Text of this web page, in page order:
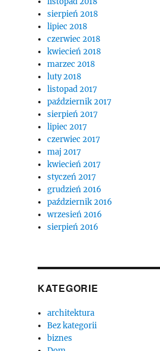
sierpień 2018
lipiec 2018
czerwiec 2018
kwiecień 2018
marzec 2018
luty 2018
listopad 2017
październik 2017
sierpień 2017
lipiec 2017
czerwiec 2017
maj 2017
kwiecień 2017
styczeń 2017
grudzień 2016
październik 2016
wrzesień 2016
sierpień 2016
KATEGORIE
architektura
Bez kategorii
biznes